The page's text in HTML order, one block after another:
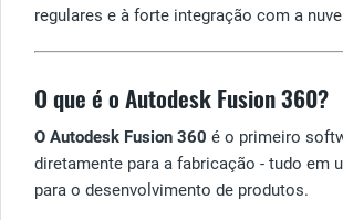
regulares e à forte integração com a
O que é o Autodesk Fusion 360?
O Autodesk Fusion 360 é o primeiro
diretamente para a fabricação - tudo em
para o desenvolvimento de produtos.